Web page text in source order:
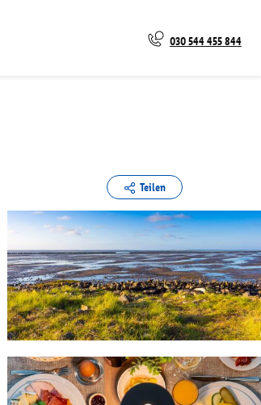
030 544 455 844
Teilen